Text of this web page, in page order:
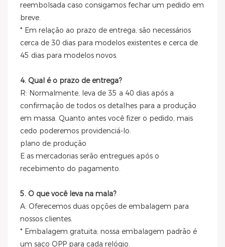
reembolsada caso consigamos fechar um pedido em
breve.
* Em relação ao prazo de entrega, são necessários
cerca de 30 dias para modelos existentes e cerca de
45 dias para modelos novos.
4. Qual é o prazo de entrega?
R: Normalmente, leva de 35 a 40 dias após a
confirmação de todos os detalhes para a produção
em massa. Quanto antes você fizer o pedido, mais
cedo poderemos providenciá-lo.
plano de produção
E as mercadorias serão entregues após o
recebimento do pagamento.
5. O que você leva na mala?
A: Oferecemos duas opções de embalagem para
nossos clientes.
* Embalagem gratuita; nossa embalagem padrão é
um saco OPP para cada relógio.